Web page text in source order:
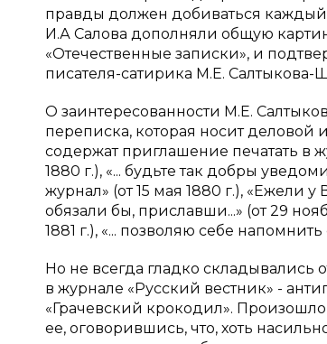
правды должен добиваться каждый
И.А Салова дополняли общую
«Отечественные записки», и
писателя-сатирика М.Е. Салтыкова-
О заинтересованности М.Е.
переписка, которая носит деловой
содержат приглашение печатать в
1880 г.), «... будьте так добры
журнал» (от 15 мая 1880 г.), «Ежели
обязали бы, приславши...» (от 29
1881 г.), «... позволяю себе
Но не всегда гладко
в журнале «Русский вестник» -
«Грачевский крокодил». Произошло
ее, оговорившись, что, хоть